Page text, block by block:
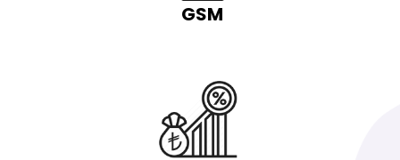
GSM